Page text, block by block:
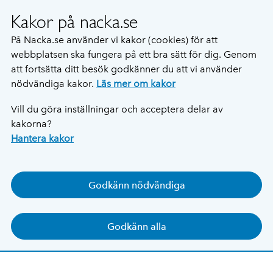
Kakor på nacka.se
På Nacka.se använder vi kakor (cookies) för att
webbplatsen ska fungera på ett bra sätt för dig. Genom
att fortsätta ditt besök godkänner du att vi använder
nödvändiga kakor. Läs mer om kakor
Vill du göra inställningar och acceptera delar av
kakorna?
Hantera kakor
Godkänn nödvändiga
Godkänn alla